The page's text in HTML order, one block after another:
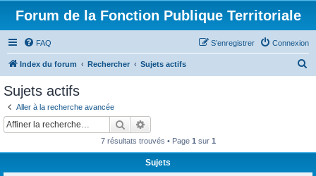
Forum de la Fonction Publique Territoriale
FAQ Connexion
S’enregistrer
Index du forum Rechercher Sujets actifs
Sujets actifs
Aller à la recherche avancée
Rechercher
7 résultats trouvés • Page 1 sur 1
Sujets